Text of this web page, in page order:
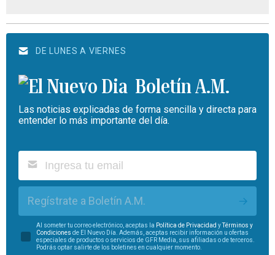
DE LUNES A VIERNES
Boletín A.M.
Las noticias explicadas de forma sencilla y directa para
entender lo más importante del día.
Regístrate a Boletín A.M.
Al someter tu correo electrónico, aceptas la Política de Privacidad yTérminos y
Condiciones de El Nuevo Día. Además, aceptas recibir información u ofertas
especiales de productos o servicios de GFR Media, sus afiliadas o de terceros.
Podrás optar salirte de los boletines en cualquier momento.